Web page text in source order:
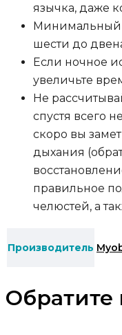
язычка, даже
Минимальный
шести до
Если ночное
увеличьте
Не
спустя всего
скоро вы
дыхания
правильное
челюстей, а
Производитель